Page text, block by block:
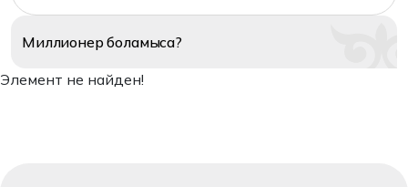
Миллионерболамыса?
Элемент не найден!